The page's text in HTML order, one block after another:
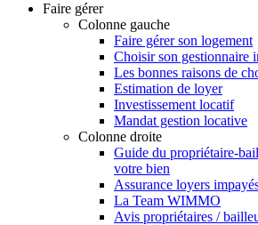
Faire gérer
Colonne gauche
Faire gérer son logement
Choisir son gestionnaire
Les bonnes raisons de
Estimation de loyer
Investissement locatif
Mandat gestion locative
Colonne droite
Guide du propriétaire-
votre bien
Assurance loyers
La Team WIMMO
Avis propriétaires /